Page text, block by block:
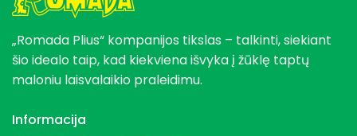
„Romada Plius“ kompanijos tikslas – talkinti, siekiant
šio idealo taip, kad kiekviena išvyka į žūklę taptų
maloniu laisvalaikio praleidimu.
Informacija